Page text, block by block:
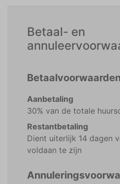
Betaal- en
Aanbetaling
30% van de totale
Restantbetaling
Dient uiterlijk 14 dagen
voldaan te zijn